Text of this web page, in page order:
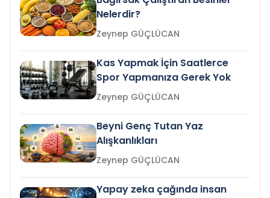
Nelerdir?
Zeynep GÜÇLÜCAN
Kas Yapmak İçin Saatlerce
Spor Yapmanıza Gerek Yok
Zeynep GÜÇLÜCAN
Beyni Genç Tutan Yaz
Alışkanlıkları
Zeynep GÜÇLÜCAN
Yapay zeka çağında insan